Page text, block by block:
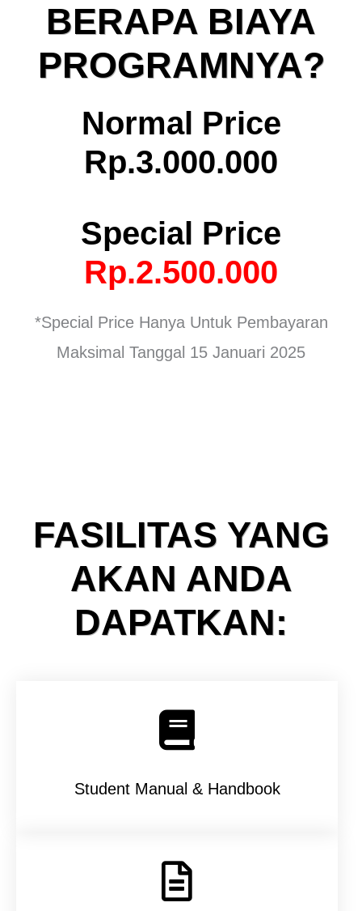
BERAPA BIAYA
PROGRAMNYA?
Normal Price
Rp.3.000.000
Special Price
Rp.2.500.000
*Special Price Hanya Untuk Pembayaran
Maksimal Tanggal 15 Januari 2025
FASILITAS YANG
AKAN ANDA
DAPATKAN:
Student Manual & Handbook